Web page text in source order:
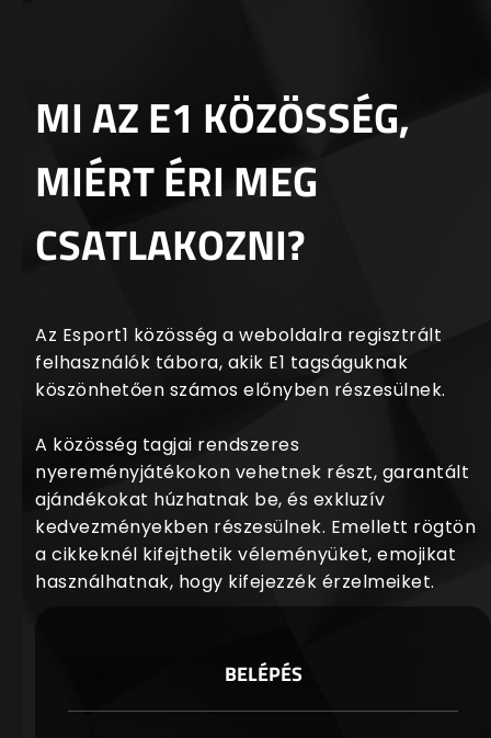
MI AZ E1 KÖZÖSSÉG,
MIÉRT ÉRI MEG
CSATLAKOZNI?
Az Esport1 közösség a weboldalra regisztrált
felhasználók tábora, akik E1 tagságuknak
köszönhetően számos előnyben részesülnek.
A közösség tagjai rendszeres
nyereményjátékokon vehetnek részt, garantált
ajándékokat húzhatnak be, és exkluzív
kedvezményekben részesülnek. Emellett rögtön
a cikkeknél kifejthetik véleményüket, emojikat
használhatnak, hogy kifejezzék érzelmeiket.
BELÉPÉS